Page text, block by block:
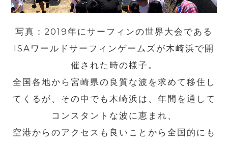
写真：2019年にサーフィンの世界大会である
ISAワールドサーフィンゲームズが木崎浜で開
催された時の様子。
全国各地から宮崎県の良質な波を求めて移住し
てくるが、その中でも木崎浜は、年間を通して
コンスタントな波に恵まれ、
空港からのアクセスも良いことから全国的にも